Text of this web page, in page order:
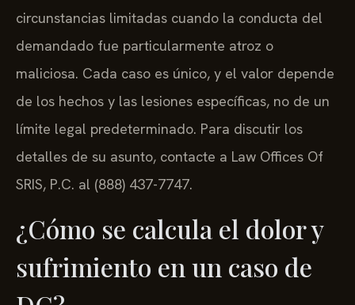
circunstancias limitadas cuando la conducta del
demandado fue particularmente atroz o
maliciosa. Cada caso es único, y el valor depende
de los hechos y las lesiones específicas, no de un
límite legal predeterminado. Para discutir los
detalles de su asunto, contacte a Law Offices Of
SRIS, P.C. al (888) 437-7747.
¿Cómo se calcula el dolor y
sufrimiento en un caso de